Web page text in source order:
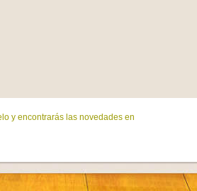
y encontrarás las novedades en